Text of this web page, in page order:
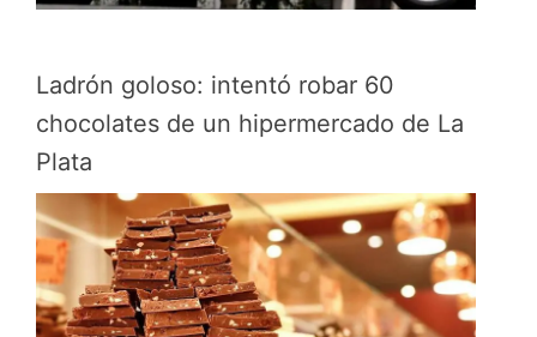
Ladrón goloso: intentó robar 60
chocolates de un hipermercado de La
Plata